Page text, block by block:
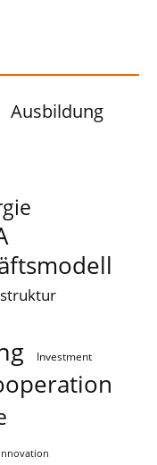
Ausbildung
Investment